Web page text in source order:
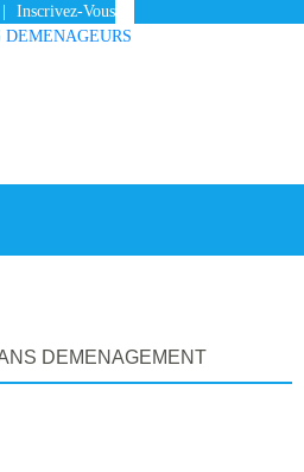
Inscrivez-Vous
DEMENAGEMENT